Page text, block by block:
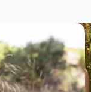
Produits